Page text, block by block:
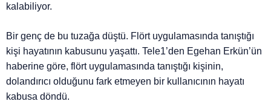
kalabiliyor.
Bir genç de bu tuzağa düştü. Flört uygulamasında tanıştığı
kişi hayatının kabusunu yaşattı. Tele1’den Egehan Erkün’ün
haberine göre, flört uygulamasında tanıştığı kişinin,
dolandırıcı olduğunu fark etmeyen bir kullanıcının hayatı
kabusa döndü.